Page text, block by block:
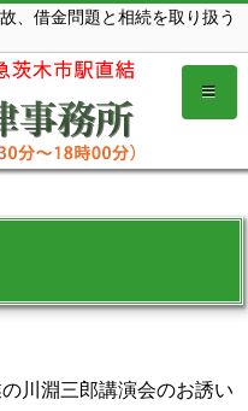
、借金問題と相続を取り扱う
川淵三郎講演会のお誘い